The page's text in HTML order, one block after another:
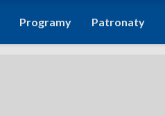
Programy Patronaty